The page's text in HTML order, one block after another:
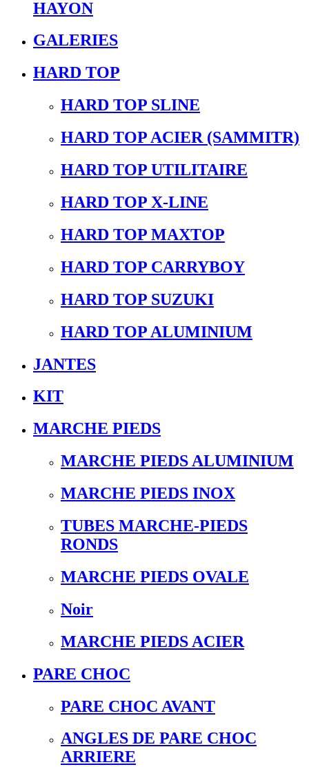
HAYON
GALERIES
HARD TOP
HARD TOP SLINE
HARD TOP ACIER (SAMMITR)
HARD TOP UTILITAIRE
HARD TOP X-LINE
HARD TOP MAXTOP
HARD TOP CARRYBOY
HARD TOP SUZUKI
HARD TOP ALUMINIUM
JANTES
KIT
MARCHE PIEDS
MARCHE PIEDS ALUMINIUM
MARCHE PIEDS INOX
TUBES MARCHE-PIEDS
RONDS
MARCHE PIEDS OVALE
Noir
MARCHE PIEDS ACIER
PARE CHOC
PARE CHOC AVANT
ANGLES DE PARE CHOC
ARRIERE